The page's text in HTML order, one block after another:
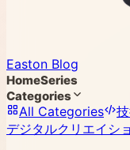
Easton Blog
HomeSeries
Categories
All Categories
デジタルクリエイシ